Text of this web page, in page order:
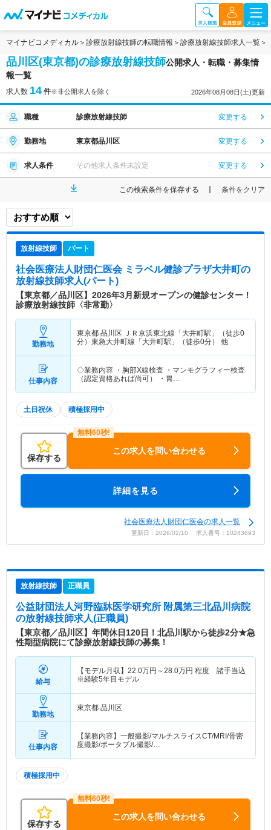
マイナビコメディカル 診療放射線技師の転職情報 診療放射線技師求人一覧
品川区(東京都)の診療放射線技師公開求人・転職・募集情
報一覧
求人数 14 件※非公開求人を除く 2026年08月08日(土)更新
職種 診療放射線技師 変更する
勤務地 東京都品川区 変更する
求人条件 その他求人条件未設定 変更する
この検索条件を保存する 条件をクリア
放射線技師 パート
社会医療法人財団仁医会 ミラベル健診プラザ大井町 の
放射線技師求人(パート)
【東京都／品川区】2026年3月新規オープンの健診センター！
診療放射線技師〈非常勤〉
勤務地
東京都 品川区 ＪＲ京浜東北線「大井町駅」（徒歩0
分）東急大井町線「大井町駅」（徒歩0分） 他
仕事内容
◇業務内容 ・胸部X線検査 ・マンモグラフィー検査
（認定資格あれば尚可） ・胃…
土日祝休 積極採用中
保存する
この求人を問い合わせる
詳細を見る
社会医療法人財団仁医会の求人一覧
更新日：2026/02/10 求人番号：10243693
放射線技師 正職員
公益財団法人河野臨牀医学研究所 附属第三北品川病院
の放射線技師求人(正職員)
【東京都／品川区】年間休日120日！北品川駅から徒歩2分★急
性期型病院にて診療放射線技師の募集！
給与
【モデル月収】 22.0万円～28.0万円 程度 諸手当込
※経験5年目モデル
勤務地
東京都 品川区
仕事内容
【業務内容】一般撮影/マルチスライスCT/MRI/骨密
度撮影/ポータブル撮影/…
積極採用中
保存する
この求人を問い合わせる